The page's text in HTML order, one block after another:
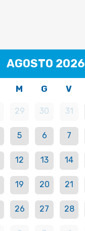
AGOSTO 2026
M G V
29 30 31
5 6 7
12 13 14
19 20 21
26 27 28